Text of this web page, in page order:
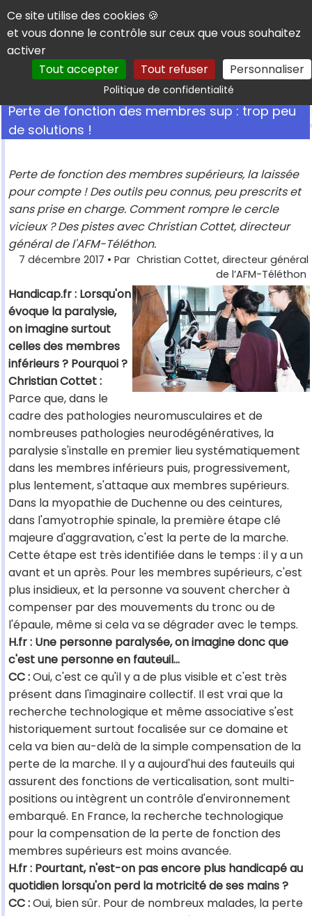
Panneau de gestion des cookies
Ce site utilise des cookies 🍪
et vous donne le contrôle sur ceux que vous souhaitez
activer
Tout accepter
Tout refuser Personnaliser
Politique de confidentialitéRechercher
Perte de fonction des membres sup : trop peu
de solutions !
Perte de fonction des membres supérieurs, la laissée
pour compte ! Des outils peu connus, peu prescrits et
sans prise en charge. Comment rompre le cercle
vicieux ? Des pistes avec Christian Cottet, directeur
général de l'AFM-Téléthon.
7 décembre 2017 • Par Christian Cottet, directeur général
de l’AFM-Téléthon
Handicap.fr : Lorsqu'on
évoque la paralysie,
on imagine surtout
celles des membres
inférieurs ? Pourquoi ?
Christian Cottet :
Parce que, dans le
cadre des pathologies neuromusculaires et de
nombreuses pathologies neurodégénératives, la
paralysie s'installe en premier lieu systématiquement
dans les membres inférieurs puis, progressivement,
plus lentement, s'attaque aux membres supérieurs.
Dans la myopathie de Duchenne ou des ceintures,
dans l'amyotrophie spinale, la première étape clé
majeure d'aggravation, c'est la perte de la marche.
Cette étape est très identifiée dans le temps : il y a un
avant et un après. Pour les membres supérieurs, c'est
plus insidieux, et la personne va souvent chercher à
compenser par des mouvements du tronc ou de
l'épaule, même si cela va se dégrader avec le temps.
H.fr : Une personne paralysée, on imagine donc que
c'est une personne en fauteuil…
CC :Oui, c'est ce qu'il y a de plus visible et c'est très
présent dans l'imaginaire collectif. Il est vrai que la
recherche technologique et même associative s'est
historiquement surtout focalisée sur ce domaine et
cela va bien au-delà de la simple compensation de la
perte de la marche. Il y a aujourd'hui des fauteuils qui
assurent des fonctions de verticalisation, sont multi-
positions ou intègrent un contrôle d'environnement
embarqué. En France, la recherche technologique
pour la compensation de la perte de fonction des
membres supérieurs est moins avancée.
H.fr : Pourtant, n'est-on pas encore plus handicapé au
quotidien lorsqu'on perd la motricité de ses mains ?
CC :Oui, bien sûr. Pour de nombreux malades, la perte